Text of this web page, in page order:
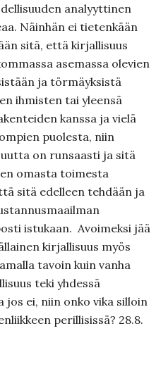
analyyttinen
Näinhän ei tietenkään
sitä, että kirjallisuus
asemassa olevien
ja törmäyksistä
ihmisten tai yleensä
kanssa ja vielä
puolesta, niin
on runsaasti ja sitä
omasta toimesta
sitä edelleen tehdään ja
istukaan. Avoimeksi jää
kirjallisuus myös
tavoin kuin vanha
teki yhdessä
jos ei, niin onko vika silloin
perillisissä? 28.8.